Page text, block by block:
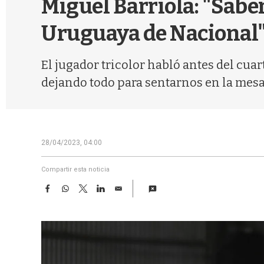
Miguel Barriola:
Uruguaya de
El jugador tricolor habló antes del
dejando todo para sentarnos en la
28/04/2023, 04:00
Compartir esta noticia
F
e
b
W
t
s
T
w
t
L
k
E
i